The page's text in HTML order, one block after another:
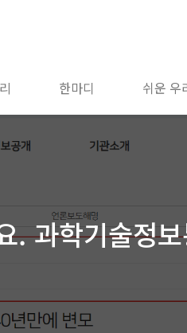
한마디 쉬운 우
. 과학기술정